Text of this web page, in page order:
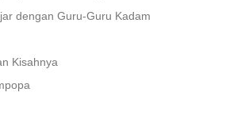
dengan Guru-Guru Kadam
Kisahnya